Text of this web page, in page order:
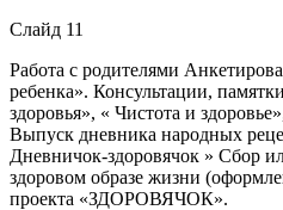
Слайд 11
Работа с родителями
ребенка». Консультации,
здоровья», « Чистота и
Выпуск дневника народных
Дневничок-здоровячок » Сбор
здоровом образе жизни
проекта «ЗДОРОВЯЧОК».